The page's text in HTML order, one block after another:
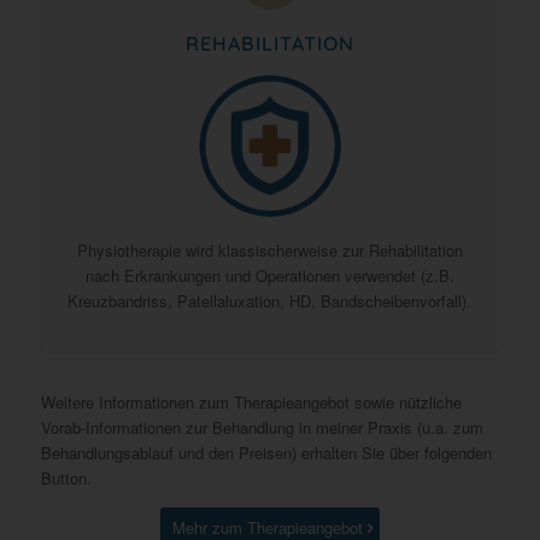
REHABILITATION
Physiotherapie wird klassischerweise zur Rehabilitation
nach Erkrankungen und Operationen verwendet (z.B.
Kreuzbandriss, Patellaluxation, HD, Bandscheibenvorfall).
Weitere Informationen zum Therapieangebot sowie nützliche
Vorab-Informationen zur Behandlung in meiner Praxis (u.a. zum
Behandlungsablauf und den Preisen) erhalten Sie über folgenden
Button.
Mehr zum Therapieangebot